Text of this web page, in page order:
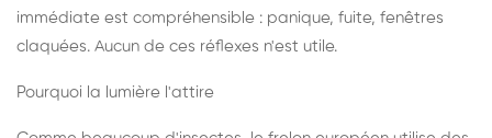
immédiate est compréhensible : panique, fuite, fenêtres
claquées. Aucun de ces réflexes n'est utile.
Pourquoi la lumière l'attire